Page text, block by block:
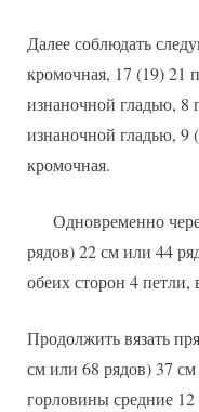
Далее соблюдать
кромочная, 17 (19) 21
изнаночной гладью, 8
изнаночной гладью, 9
кромочная.
Одновременно
рядов) 22 см или 44
обеих сторон 4 петли,
Продолжить вязать
см или 68 рядов) 37
горловины средние